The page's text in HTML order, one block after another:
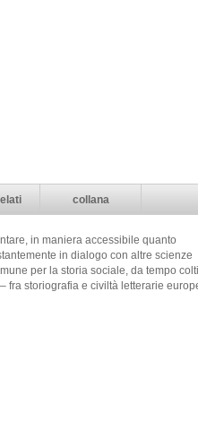
collana
in maniera accessibile quanto
in dialogo con altre scienze
per la storia sociale, da tempo
fra storiografia e civiltà letterarie